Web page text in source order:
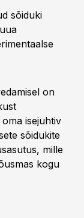
sõiduki
on
isejuhtiv
sõidukite
mille
kogu